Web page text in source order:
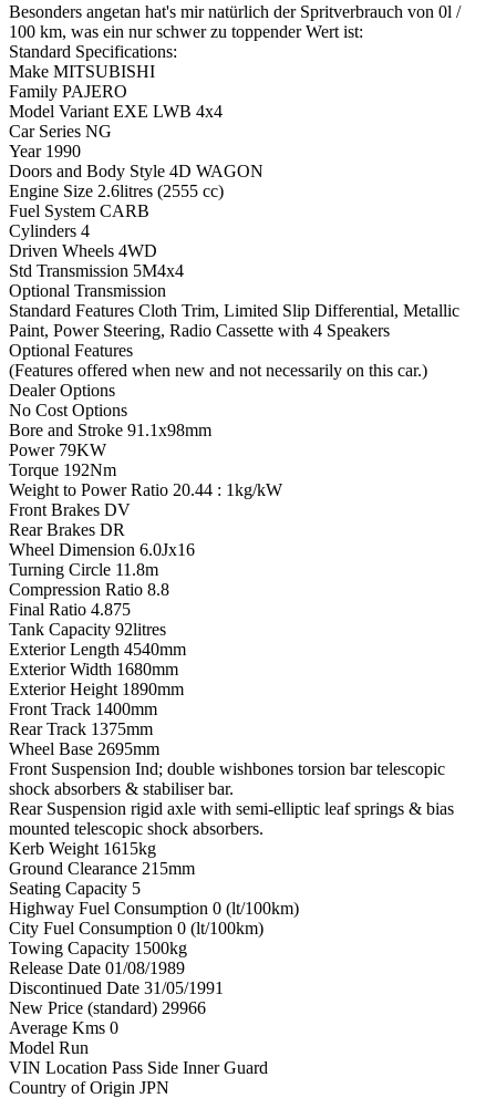
Besonders angetan hat's mir natürlich der Spritverbrauch von 0l /
100 km, was ein nur schwer zu toppender Wert ist:
Standard Specifications:
Make MITSUBISHI
Family PAJERO
Model Variant EXE LWB 4x4
Car Series NG
Year 1990
Doors and Body Style 4D WAGON
Engine Size 2.6litres (2555 cc)
Fuel System CARB
Cylinders 4
Driven Wheels 4WD
Std Transmission 5M4x4
Optional Transmission
Standard Features Cloth Trim, Limited Slip Differential, Metallic
Paint, Power Steering, Radio Cassette with 4 Speakers
Optional Features
(Features offered when new and not necessarily on this car.)
Dealer Options
No Cost Options
Bore and Stroke 91.1x98mm
Power 79KW
Torque 192Nm
Weight to Power Ratio 20.44 : 1kg/kW
Front Brakes DV
Rear Brakes DR
Wheel Dimension 6.0Jx16
Turning Circle 11.8m
Compression Ratio 8.8
Final Ratio 4.875
Tank Capacity 92litres
Exterior Length 4540mm
Exterior Width 1680mm
Exterior Height 1890mm
Front Track 1400mm
Rear Track 1375mm
Wheel Base 2695mm
Front Suspension Ind; double wishbones torsion bar telescopic
shock absorbers & stabiliser bar.
Rear Suspension rigid axle with semi-elliptic leaf springs & bias
mounted telescopic shock absorbers.
Kerb Weight 1615kg
Ground Clearance 215mm
Seating Capacity 5
Highway Fuel Consumption 0 (lt/100km)
City Fuel Consumption 0 (lt/100km)
Towing Capacity 1500kg
Release Date 01/08/1989
Discontinued Date 31/05/1991
New Price (standard) 29966
Average Kms 0
Model Run
VIN Location Pass Side Inner Guard
Country of Origin JPN